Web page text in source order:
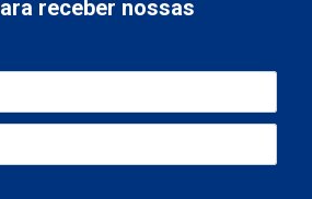
receber nossas